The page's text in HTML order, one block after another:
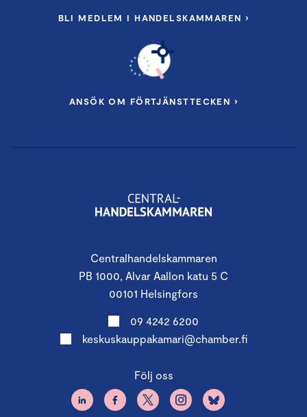
Centralhandelskammaren
PB 1000, Alvar Aallon katu 5 C
00101 Helsingfors
09 4242 6200
keskuskauppakamari@chamber.fi
Följ oss
BLI MEDLEM I HANDELSKAMMAREN ›
ANSÖK OM FÖRTJÄNSTTECKEN ›